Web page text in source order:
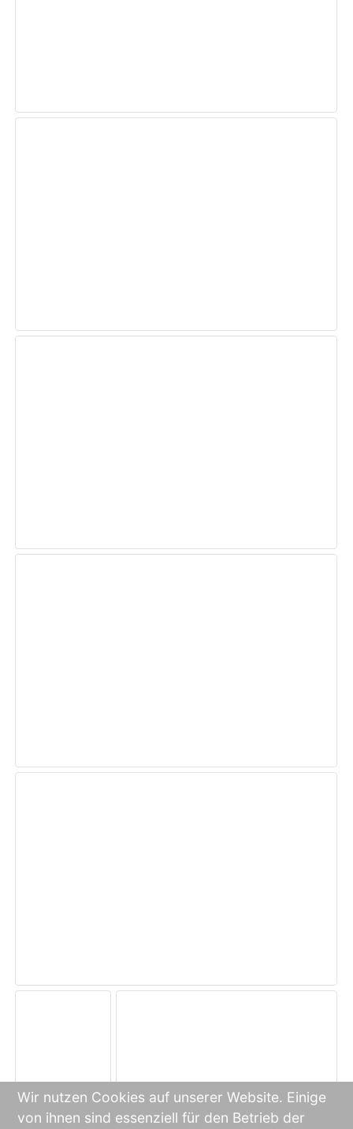
Wir nutzen Cookies auf unserer Website. Einige
von ihnen sind essenziell für den Betrieb der